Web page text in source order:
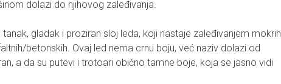
dolazi do njihovog zaleđivanja.
gladak i proziran sloj leda, koji nastaje zaleđivanjem mokrih
betonskih. Ovaj led nema crnu boju, već naziv dolazi od
a da su putevi i trotoari obično tamne boje, koja se jasno vidi